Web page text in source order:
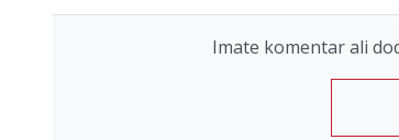
Imate komentar ali